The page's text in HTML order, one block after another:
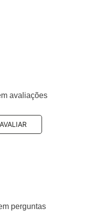
avaliações
perguntas